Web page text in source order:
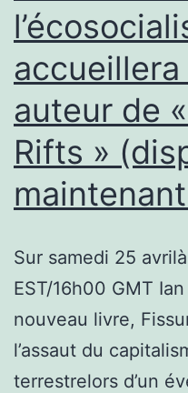
accueillera
auteur de
Rifts »
Sur samedi 25
EST/16h00 GMT
nouveau livre,
l’assaut du
terrestrelors d’un